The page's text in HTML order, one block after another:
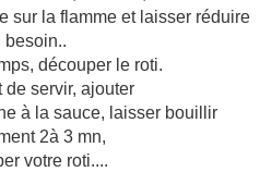
sur la flamme et laisser réduire
besoin..
découper le roti.
de servir, ajouter
à la sauce, laisser bouillir
2à 3 mn,
votre roti....